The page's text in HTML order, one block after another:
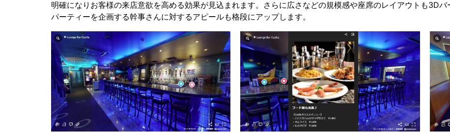
明確になりお客様の来店意欲を高める効果が見込まれます。さらに広さなどの規模感や座席のレイアウトも3D
パーティーを企画する幹事さんに対するアピールも格段にアップします。